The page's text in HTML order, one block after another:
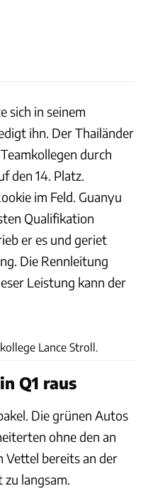
sich in seinem
ihn. Der Thailänder
durch
den 14. Platz.
im Feld. Guanyu
Qualifikation
er es und geriet
Die Rennleitung
Leistung kann der
Lance Stroll.
Q1 raus
Die grünen Autos
ohne den an
Vettel bereits an der
langsam.